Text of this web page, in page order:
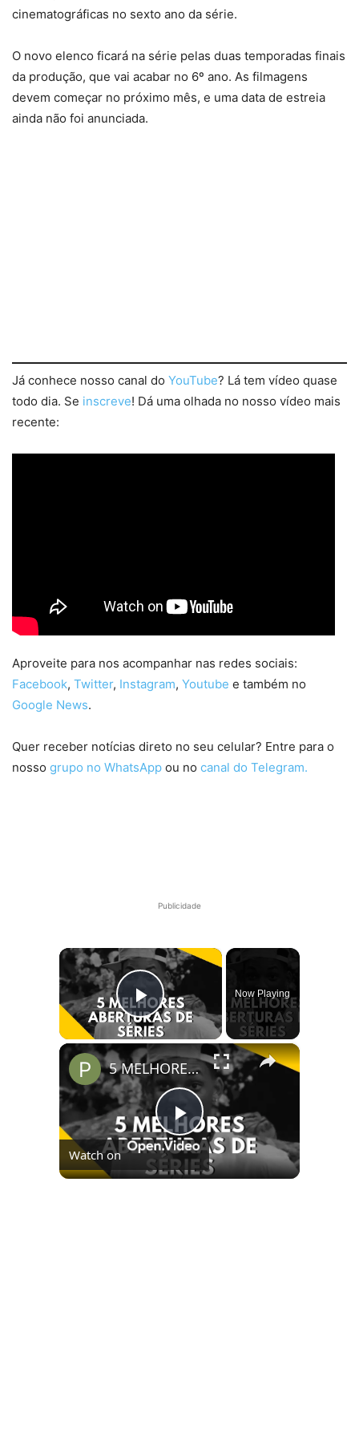
cinematográficas no sexto ano da série.
O novo elenco ficará na série pelas duas temporadas finais
da produção, que vai acabar no 6º ano. As filmagens
devem começar no próximo mês, e uma data de estreia
ainda não foi anunciada.
Já conhece nosso canal do YouTube? Lá tem vídeo quase
todo dia. Se inscreve! Dá uma olhada no nosso vídeo mais
recente:
Aproveite para nos acompanhar nas redes sociais:
Facebook, Twitter, Instagram, Youtube e também no
Google News.
Quer receber notícias direto no seu celular? Entre para o
nosso grupo no WhatsApp ou no canal do Telegram.
Publicidade
×
Play Video
Now Playing
×
Play
Video
5 MELHORES ABERTURAS DE SÉRIES | Pipocas Tv #13
Watch on